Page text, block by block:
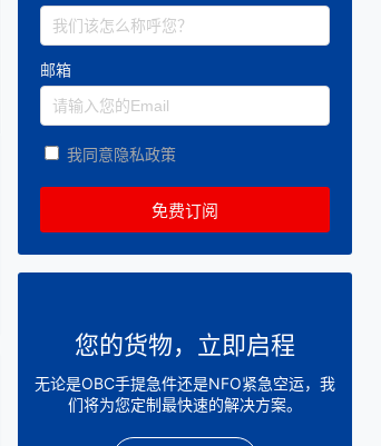
邮箱
我同意隐私政策
您的货物，立即启程
无论是OBC手提急件还是NFO紧急空运，我
们将为您定制最快速的解决方案。